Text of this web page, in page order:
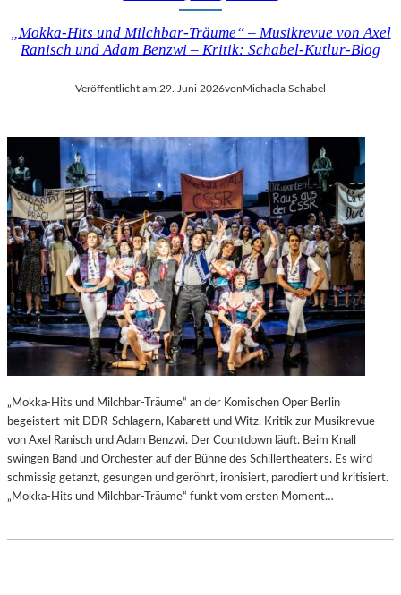
„Mokka-Hits und Milchbar-Träume“ – Musikrevue von Axel
Ranisch und Adam Benzwi – Kritik: Schabel-Kutlur-Blog
Veröffentlicht am:29. Juni 2026vonMichaela Schabel
„Mokka-Hits und Milchbar-Träume“ an der Komischen Oper Berlin
begeistert mit DDR-Schlagern, Kabarett und Witz. Kritik zur Musikrevue
von Axel Ranisch und Adam Benzwi. Der Countdown läuft. Beim Knall
swingen Band und Orchester auf der Bühne des Schillertheaters. Es wird
schmissig getanzt, gesungen und geröhrt, ironisiert, parodiert und kritisiert.
„Mokka-Hits und Milchbar-Träume“ funkt vom ersten Moment…